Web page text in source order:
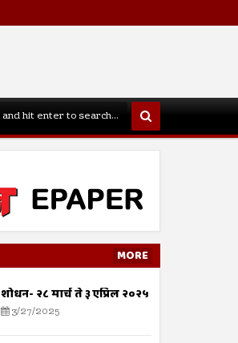
MORE
शोधन- २८ मार्च ते ३ एप्रिल २०२५
3/27/2025